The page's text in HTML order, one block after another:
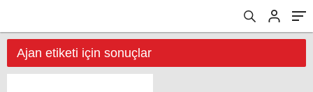
Ajan etiketi için sonuçlar